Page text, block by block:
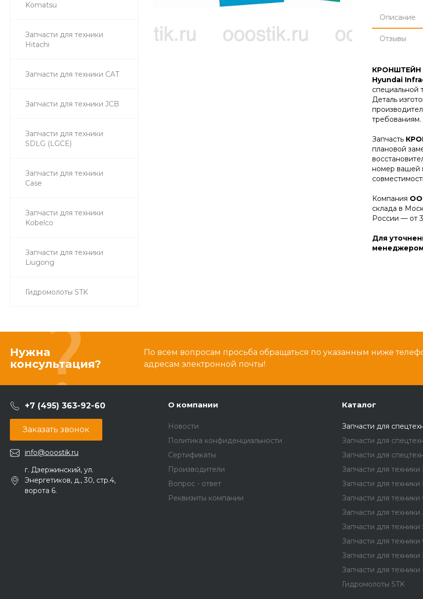
Komatsu
Запчасти для техники
Hitachi
Запчасти для техники CAT
Запчасти для техники JCB
Запчасти для техники
SDLG (LGCE)
Запчасти для техники
Case
Запчасти для техники
Kobelco
Запчасти для техники
Liugong
Гидромолоты STK
Описание
Отзывы
КРОНШТЕЙН
Hyundai
специальной
Деталь
требованиям.
Запчасть
плановой
номер вашей
Компания
склада в
России — от
Для
менеджером
Нужна
консультация?
По всем вопросам просьба обращаться по указанным ниже
адресам электронной почты!
+7 (495) 363-92-60
Заказать звонок
info@ooostik.ru
г. Дзержинский, ул.
Энергетиков, д., 30, стр.4,
ворота 6.
О компании
Новости
Политика конфиденциальности
Сертификаты
Производители
Вопрос - ответ
Реквизиты компании
Каталог
Запчасти для
Запчасти для
Запчасти для
Запчасти для
Запчасти для техники
Запчасти для техники
Запчасти для техники
Запчасти для техники
Запчасти для техники
Запчасти для техники
Запчасти для
Гидромолоты STK